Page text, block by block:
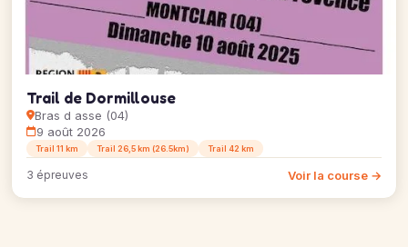
Trail de Dormillouse
Bras d asse (04)
9 août 2026
Trail 11 km Trail 26,5 km (26.5km) Trail 42 km
3 épreuves Voir la course →